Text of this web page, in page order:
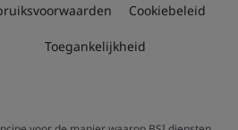
Cookiebeleid
Toegankelijkheid